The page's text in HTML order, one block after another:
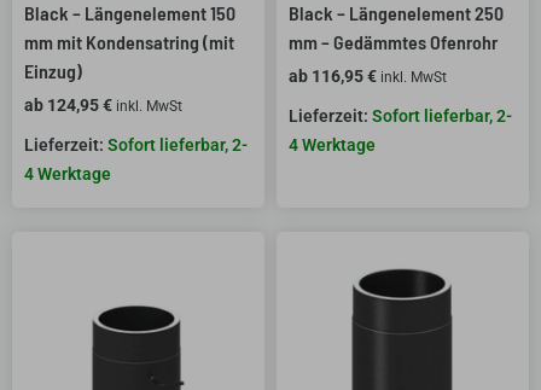
Black – Längenelement 150
mm mit Kondensatring (mit
Einzug)
ab 124,95€ inkl. MwSt
Sofort lieferbar, 2-
4 Werktage
Black – Längenelement 250
mm – Gedämmtes Ofenrohr
ab 116,95€ inkl. MwSt
Sofort lieferbar, 2-
4 Werktage